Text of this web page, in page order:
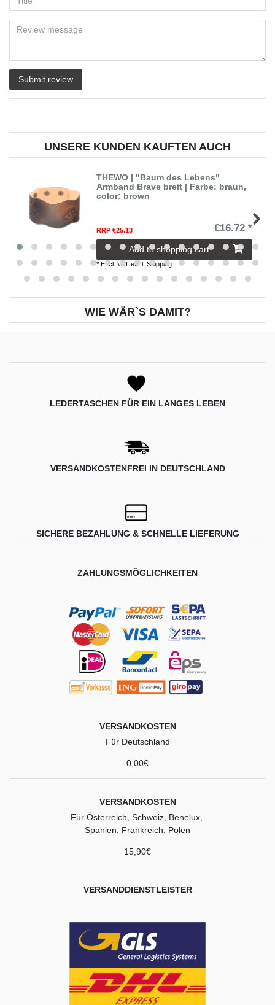
star
star
star
star
star
(optional)
message
Submit review
UNSERE KUNDEN KAUFTEN AUCH
THEWO | "Baum des Lebens"
Armband Brave breit | Farbe: braun,
color: brown
RRP €25.13 €16.72 *
Add to shopping cart
*Excl. VAT excl.Shipping
WIE WÄR`S DAMIT?
LEDERTASCHEN FÜR EIN LANGES LEBEN
VERSANDKOSTENFREI IN DEUTSCHLAND
SICHERE BEZAHLUNG & SCHNELLE LIEFERUNG
ZAHLUNGSMÖGLICHKEITEN
VERSANDKOSTEN
Für Deutschland
0,00€
VERSANDKOSTEN
Für Österreich, Schweiz, Benelux,
Spanien, Frankreich, Polen
15,90€
VERSANDDIENSTLEISTER